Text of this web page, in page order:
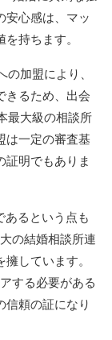
安心感は、マッ
持ちます。
加盟により、
きるため、出会
最大級の相談所
は一定の審査基
証明でもありま
あるという点も
の結婚相談所連
しています。
する必要がある
信頼の証になり